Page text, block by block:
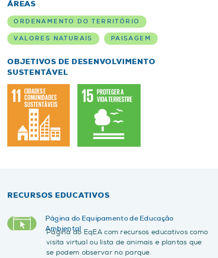
ÁREAS
ORDENAMENTO DO TERRITÓRIO
VALORES NATURAIS PAISAGEM
OBJETIVOS DE DESENVOLVIMENTO
SUSTENTÁVEL
RECURSOS EDUCATIVOS
Página do Equipamento de Educação
Ambiental
Página do EqEA com recursos educativos como
visita virtual ou lista de animais e plantas que
se podem observar no parque.